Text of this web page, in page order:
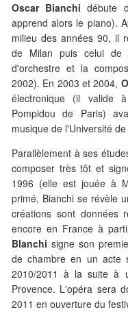
Oscar Bianchi débute
apprend alors le piano).
milieu des années 90, il
de Milan puis celui de
d'orchestre et la
2002). En 2003 et 2004,
électronique (il valide
Pompidou de Paris)
musique de l'Université
Parallèlement à ses
composer très tôt et
1996 (elle est jouée à
primé, Bianchi se révèle
créations sont données
encore en France à
Blanchi signe son
de chambre en un acte
2010/2011 à la suite à
Provence. L'opéra sera
2011 en ouverture du